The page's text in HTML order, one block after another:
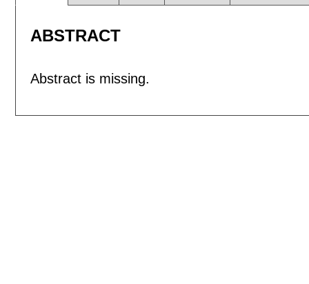
ABSTRACT
Abstract is missing.